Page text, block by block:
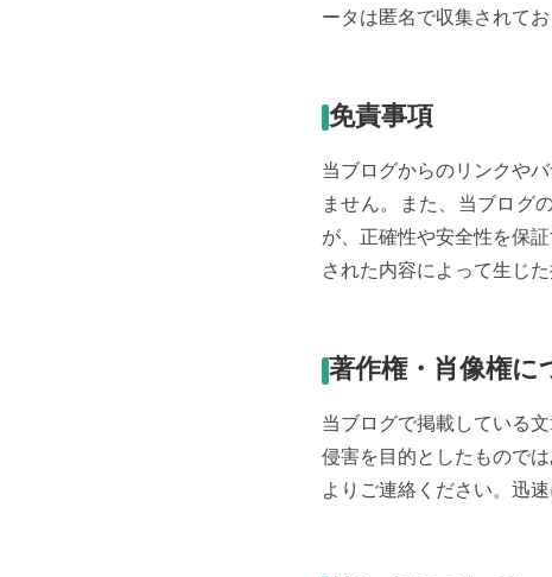
ータは匿名で収集されて
免責事項
当ブログからのリンクや
ません。また、当ブログ
が、正確性や安全性を保
された内容によって生じ
著作権・肖像権に
当ブログで掲載している
侵害を目的としたもので
よりご連絡ください。迅速